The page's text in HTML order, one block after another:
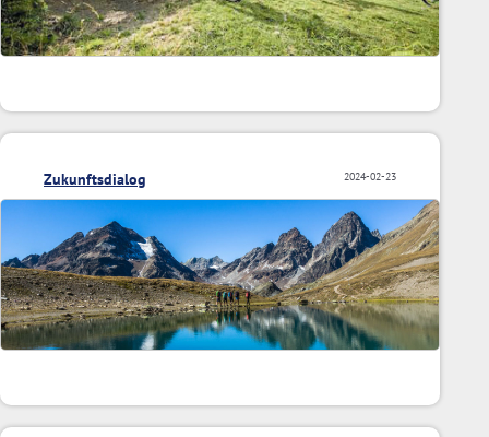
2024-02-23
Zukunftsdialog